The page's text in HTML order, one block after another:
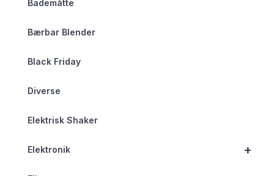
Bademåtte
Bærbar Blender
Black Friday
Diverse
Elektrisk Shaker
+
Elektronik